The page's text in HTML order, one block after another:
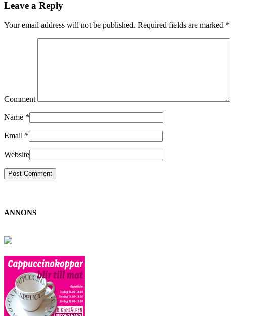
Leave a Reply
Your email address will not be published. Required fields are marked *
Comment
Name *
Email *
Website
ANNONS